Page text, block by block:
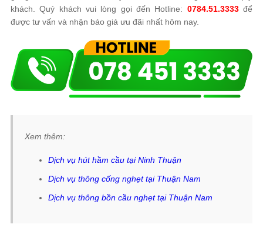
khách. Quý khách vui lòng gọi đến Hotline: 0784.51.3333để
được tư vấn và nhận báo giá ưu đãi nhất hôm nay.
Xem thêm:
Dịch vụ hút hầm cầu tại Ninh Thuận
Dịch vụ thông cống nghẹt tại Thuận Nam
Dịch vụ thông bồn cầu nghẹt tại Thuận Nam